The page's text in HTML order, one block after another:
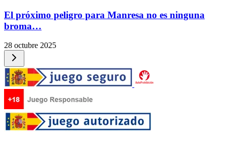
El próximo peligro para Manresa no es ninguna
broma…
28 octubre 2025